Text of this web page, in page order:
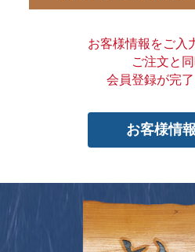
お客様情報をご入
ご注文と
会員登録が完了
お客様情